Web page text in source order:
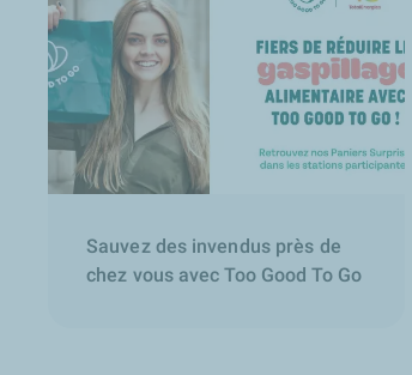
Sauvez des invendus près de
chez vous avec Too Good To Go